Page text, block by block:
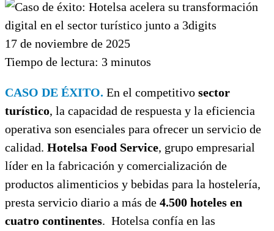
17 de noviembre de 2025
Tiempo de lectura: 3 minutos
CASO DE ÉXITO. En el competitivo sector
turístico, la capacidad de respuesta y la eficiencia
operativa son esenciales para ofrecer un servicio de
calidad. Hotelsa Food Service, grupo empresarial
líder en la fabricación y comercialización de
productos alimenticios y bebidas para la hostelería,
presta servicio diario a más de 4.500 hoteles en
cuatro continentes. Hotelsa confía en las